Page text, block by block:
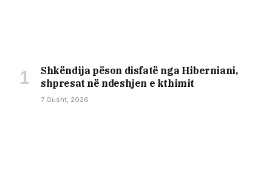
Shkëndija pëson disfatë nga Hiberniani,
shpresat në ndeshjen e kthimit
7 Gusht, 2026